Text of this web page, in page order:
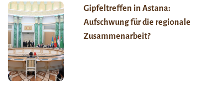
Gipfeltreffen in Astana:
Aufschwung für die regionale
Zusammenarbeit?